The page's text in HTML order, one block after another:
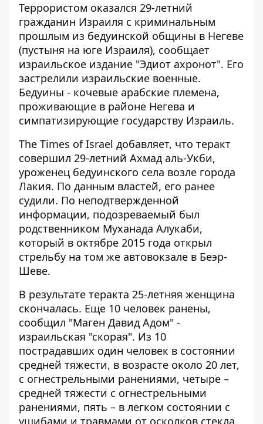
Террористом оказался 29-летний
гражданин Израиля с криминальным
прошлым из бедуинской общины в Негеве
(пустыня на юге Израиля), сообщает
израильское издание "Эдиот ахронот". Его
застрелили израильские военные.
Бедуины - кочевые арабские племена,
проживающие в районе Негева и
симпатизирующие государству Израиль.
The Times of Israel добавляет, что теракт
совершил 29-летний Ахмад аль-Укби,
уроженец бедуинского села возле города
Лакия. По данным властей, его ранее
судили. По неподтвержденной
информации, подозреваемый был
родственником Муханада Алукаби,
который в октябре 2015 года открыл
стрельбу на том же автовокзале в Беэр-
Шеве.
В результате теракта 25-летняя женщина
скончалась. Еще 10 человек ранены,
сообщил "Маген Давид Адом" -
израильская "скорая". Из 10
пострадавших один человек в состоянии
средней тяжести, в возрасте около 20 лет,
с огнестрельными ранениями, четыре –
средней тяжести с огнестрельными
ранениями, пять – в легком состоянии с
ушибами и травмами от осколков стекла.